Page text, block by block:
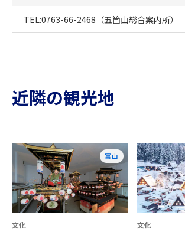
TEL:0763-66-2468（五箇山総合案内所）
近隣の観光地
富山
文化 文化